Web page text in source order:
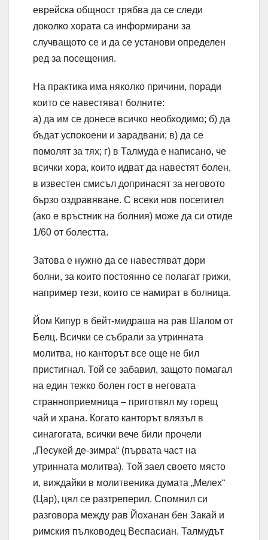
еврейска общност трябва да се следи
доколко хората са информирани за
случващото се и да се установи определен
ред за посещения.
На практика има няколко причини, поради
които се навестяват болните:
а) да им се донесе всичко необходимо; б) да
бъдат успокоени и зарадвани; в) да се
помолят за тях; г) в Талмуда е написано, че
всички хора, които идват да навестят болен,
в известен смисъл допринасят за неговото
бързо оздравяване. С всеки нов посетител
(ако е връстник на болния) може да си отиде
1/60 от болестта.
Затова е нужно да се навестяват дори
болни, за които постоянно се полагат грижи,
например тези, които се намират в болница.
Йом Кипур в бейт-мидраша на рав Шалом от
Белц. Всички се събрали за утринната
молитва, но канторът все още не бил
пристигнал. Той се забавил, защото помагал
на един тежко болен гост в неговата
странноприемница – приготвял му горещ
чай и храна. Когато канторът влязъл в
синагогата, всички вече били прочели
„Песукей де-зимра“ (първата част на
утринната молитва). Той заел своето място
и, виждайки в молитвеника думата „Мелех“
(Цар), цял се разтреперил. Спомнил си
разговора между рав Йоханан бен Закай и
римския пълководец Веспасиан. Талмудът